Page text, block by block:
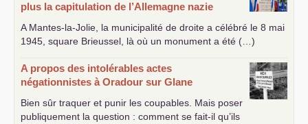
plus la capitulation de l’Allemagne nazie
A Mantes-la-Jolie, la municipalité de droite a célébré le 8 mai
1945, square Brieussel, là où un monument a été (…)
A propos des intolérables actes
négationnistes à Oradour sur Glane
Bien sûr traquer et punir les coupables. Mais poser
publiquement la question : comment se fait-il qu’ils